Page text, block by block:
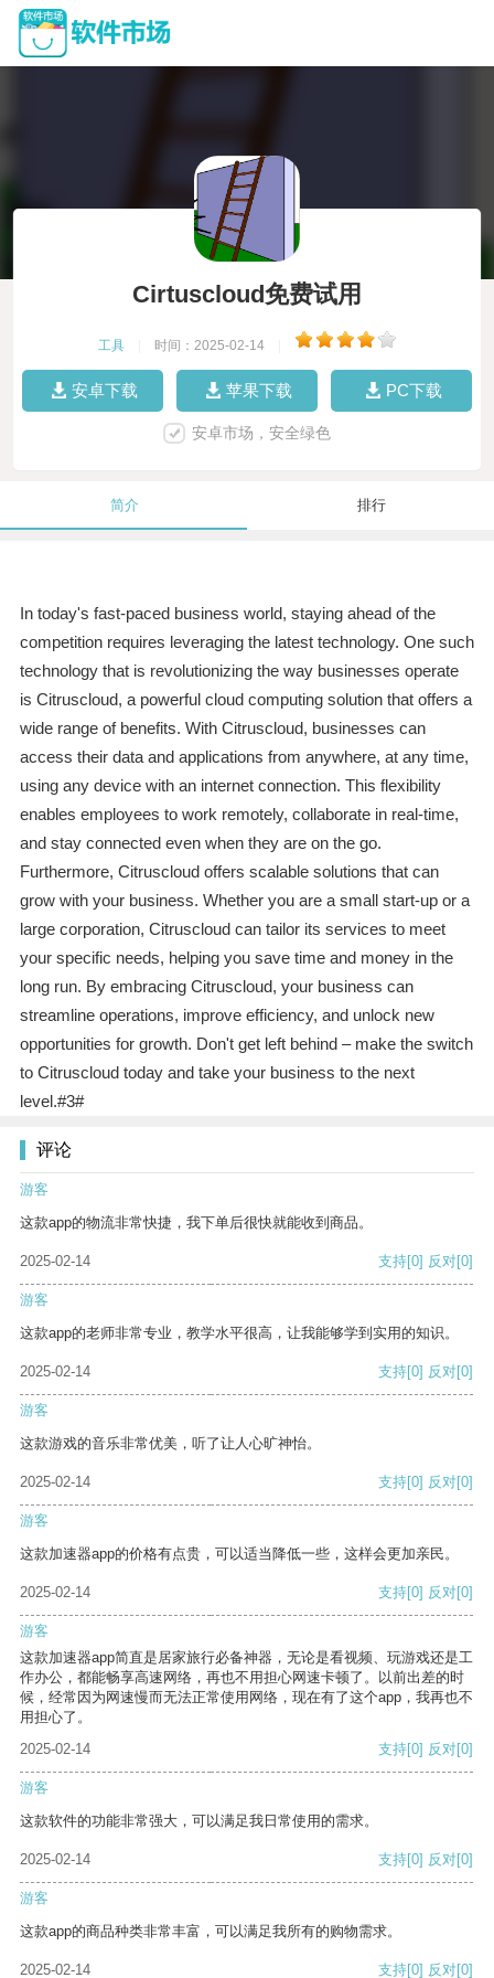
Cirtuscloud免费试用
工具 时间：2025-02-14
安卓下载 苹果下载 PC下载
安卓市场，安全绿色
简介 排行
In today's fast-paced business world, staying ahead of the
competition requires leveraging the latest technology. One such
technology that is revolutionizing the way businesses operate
is Citruscloud, a powerful cloud computing solution that offers a
wide range of benefits. With Citruscloud, businesses can
access their data and applications from anywhere, at any time,
using any device with an internet connection. This flexibility
enables employees to work remotely, collaborate in real-time,
and stay connected even when they are on the go.
Furthermore, Citruscloud offers scalable solutions that can
grow with your business. Whether you are a small start-up or a
large corporation, Citruscloud can tailor its services to meet
your specific needs, helping you save time and money in the
long run. By embracing Citruscloud, your business can
streamline operations, improve efficiency, and unlock new
opportunities for growth. Don't get left behind – make the switch
to Citruscloud today and take your business to the next
level.#3#
评论
游客
这款app的物流非常快捷，我下单后很快就能收到商品。
2025-02-14 支持[0] 反对[0]
游客
这款app的老师非常专业，教学水平很高，让我能够学到实用的知识。
2025-02-14 支持[0] 反对[0]
游客
这款游戏的音乐非常优美，听了让人心旷神怡。
2025-02-14 支持[0] 反对[0]
游客
这款加速器app的价格有点贵，可以适当降低一些，这样会更加亲民。
2025-02-14 支持[0] 反对[0]
游客
这款加速器app简直是居家旅行必备神器，无论是看视频、玩游戏还是工
作办公，都能畅享高速网络，再也不用担心网速卡顿了。以前出差的时
候，经常因为网速慢而无法正常使用网络，现在有了这个app，我再也不
用担心了。
2025-02-14
支持[0] 反对[0]
游客
这款软件的功能非常强大，可以满足我日常使用的需求。
2025-02-14 支持[0] 反对[0]
游客
这款app的商品种类非常丰富，可以满足我所有的购物需求。
2025-02-14 支持[0] 反对[0]